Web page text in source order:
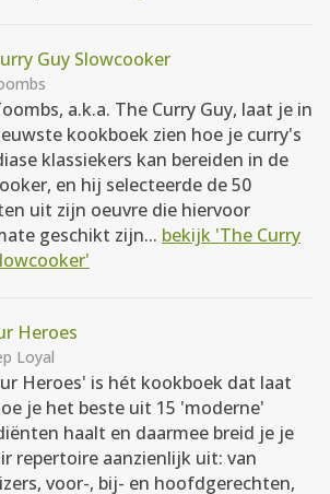
Guy Slowcooker
a.k.a. The Curry Guy, laat je in
kookboek zien hoe je curry's
klassiekers kan bereiden in de
en hij selecteerde de 50
uit zijn oeuvre die hiervoor
geschikt zijn... bekijk 'The Curry
Heroes
Loyal
Heroes' is hét kookboek dat laat
je het beste uit 15 'moderne'
haalt en daarmee breid je je
repertoire aanzienlijk uit: van
voor-, bij- en hoofdgerechten,